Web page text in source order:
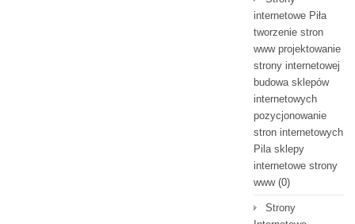
internetowe Piła
tworzenie stron
www projektowanie
strony internetowej
budowa sklepów
internetowych
pozycjonowanie
stron internetowych
Pila sklepy
internetowe strony
www(0)
Strony